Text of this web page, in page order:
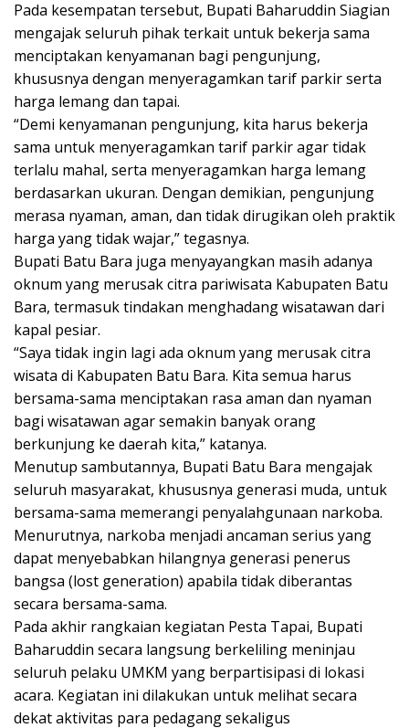
Pada kesempatan tersebut, Bupati Baharuddin Siagian
mengajak seluruh pihak terkait untuk bekerja sama
menciptakan kenyamanan bagi pengunjung,
khususnya dengan menyeragamkan tarif parkir serta
harga lemang dan tapai.
“Demi kenyamanan pengunjung, kita harus bekerja
sama untuk menyeragamkan tarif parkir agar tidak
terlalu mahal, serta menyeragamkan harga lemang
berdasarkan ukuran. Dengan demikian, pengunjung
merasa nyaman, aman, dan tidak dirugikan oleh praktik
harga yang tidak wajar,” tegasnya.
Bupati Batu Bara juga menyayangkan masih adanya
oknum yang merusak citra pariwisata Kabupaten Batu
Bara, termasuk tindakan menghadang wisatawan dari
kapal pesiar.
“Saya tidak ingin lagi ada oknum yang merusak citra
wisata di Kabupaten Batu Bara. Kita semua harus
bersama-sama menciptakan rasa aman dan nyaman
bagi wisatawan agar semakin banyak orang
berkunjung ke daerah kita,” katanya.
Menutup sambutannya, Bupati Batu Bara mengajak
seluruh masyarakat, khususnya generasi muda, untuk
bersama-sama memerangi penyalahgunaan narkoba.
Menurutnya, narkoba menjadi ancaman serius yang
dapat menyebabkan hilangnya generasi penerus
bangsa (lost generation) apabila tidak diberantas
secara bersama-sama.
Pada akhir rangkaian kegiatan Pesta Tapai, Bupati
Baharuddin secara langsung berkeliling meninjau
seluruh pelaku UMKM yang berpartisipasi di lokasi
acara. Kegiatan ini dilakukan untuk melihat secara
dekat aktivitas para pedagang sekaligus